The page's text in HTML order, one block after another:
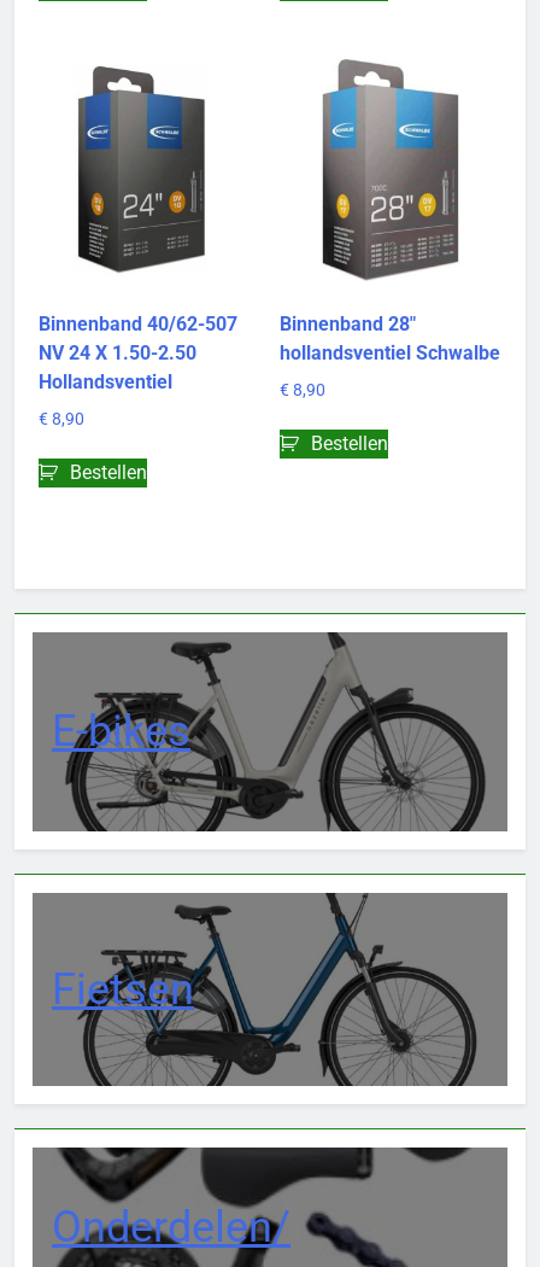
Binnenband 40/62-507
NV 24 X 1.50-2.50
Hollandsventiel
€ 8,90
Bestellen
Binnenband 28″
hollandsventiel Schwalbe
€ 8,90
Bestellen
E-bikes
Fietsen
Onderdelen/